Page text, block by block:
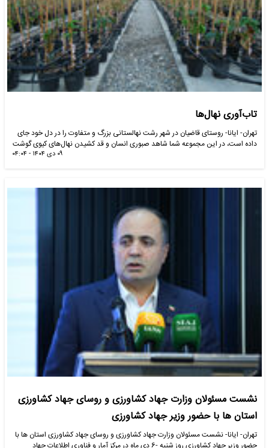
تاب‌آوری نهال‌ها
تهران- ایانا- روستای قاضیان در شهر رشت نهالستانی بزرگ و متفاوت را در دل خود جای
داده است، در این مجموعه شما شاهد صبوری انسان و قد کشیدن نهال‌های کیوی گوشت
۰۹ دی ۱۴۰۴ - ۰۴:۰۴
نشست مسئولان وزارت جهاد کشاورزی و روسای جهاد کشاورزی
استان ها با حضور وزیر جهاد کشاورزی
تهران- ایانا- نشست مسئولان وزارت جهاد کشاورزی و روسای جهاد کشاورزی استان ها با